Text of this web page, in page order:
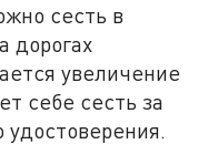
сесть в
дорогах
увеличение
себе сесть за
удостоверения.